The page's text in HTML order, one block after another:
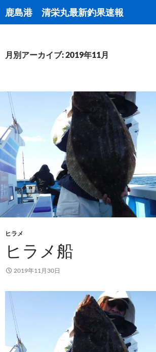
鹿島港 清栄丸最新釣果速報
検
索
ン
キ
ッ
月別アーカイブ: 2019年11月
ヒラメ
ヒラメ船
2019年11月30日